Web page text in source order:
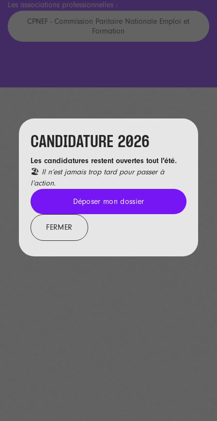
CANDIDATURE 2026
Les candidatures restent ouvertes tout l'été.
🏖️ Il n’est jamais trop tard pour passer à
l’action.
Déposer mon dossier
Déposer mon dossier
FERMER
Les associations professionnelles :
CPNEF - Commission Paritaire Nationale Emploi et
Formation